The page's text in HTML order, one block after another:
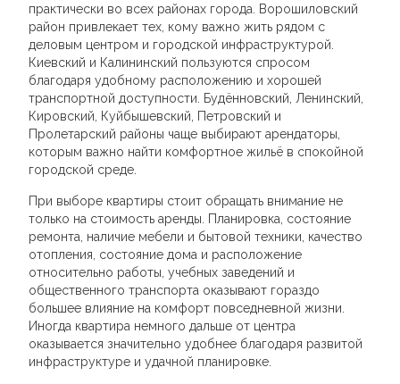
практически во всех районах города. Ворошиловский
район привлекает тех, кому важно жить рядом с
деловым центром и городской инфраструктурой.
Киевский и Калининский пользуются спросом
благодаря удобному расположению и хорошей
транспортной доступности. Будённовский, Ленинский,
Кировский, Куйбышевский, Петровский и
Пролетарский районы чаще выбирают арендаторы,
которым важно найти комфортное жильё в спокойной
городской среде.
При выборе квартиры стоит обращать внимание не
только на стоимость аренды. Планировка, состояние
ремонта, наличие мебели и бытовой техники, качество
отопления, состояние дома и расположение
относительно работы, учебных заведений и
общественного транспорта оказывают гораздо
большее влияние на комфорт повседневной жизни.
Иногда квартира немного дальше от центра
оказывается значительно удобнее благодаря развитой
инфраструктуре и удачной планировке.